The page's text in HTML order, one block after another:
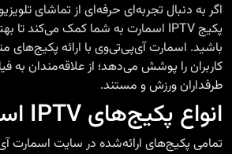
اگر به دنبال تجربه‌ای حرفه‌ای از تماشای
پکیج‌ IPTV اسمارت
به شما کمک می‌کند تا
باشید. اسمارت آی‌پی‌تی‌وی با ارائه پکیج‌های
کاربران را پوشش می‌دهد؛ از علاقه‌مندان به
طرفداران ورزش و مستند.
انواع پکیج‌های IPTV اسمارت
تمامی پکیج‌های ارائه‌شده درسایت اسمارت